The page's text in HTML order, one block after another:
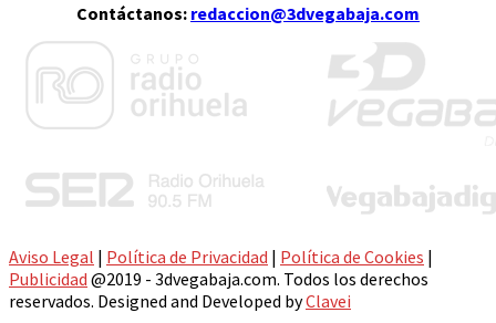
Contáctanos: redaccion@3dvegabaja.com
Aviso Legal | Política de Privacidad | Política de Cookies |
Publicidad @2019 - 3dvegabaja.com. Todos los derechos
reservados. Designed and Developed byClavei